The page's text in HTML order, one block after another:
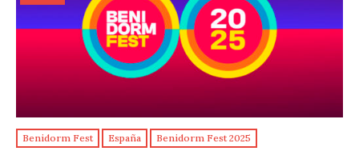
Benidorm Fest España Benidorm Fest 2025